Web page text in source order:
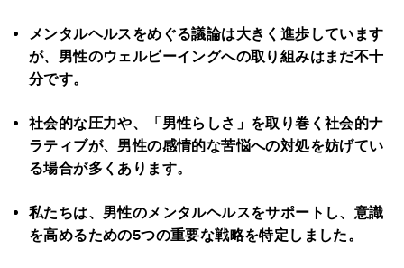
メンタルヘルスをめぐる議論は大きく進歩しています
が、男性のウェルビーイングへの取り組みはまだ不十
分です。
社会的な圧力や、「男性らしさ」を取り巻く社会的ナ
ラティブが、男性の感情的な苦悩への対処を妨げてい
る場合が多くあります。
私たちは、男性のメンタルヘルスをサポートし、意識
を高めるための5つの重要な戦略を特定しました。